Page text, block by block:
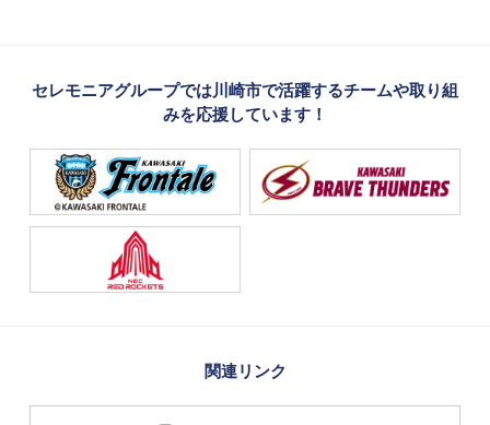
セレモニアグループでは川崎市で活躍するチームや取り組
みを応援しています！
関連リンク